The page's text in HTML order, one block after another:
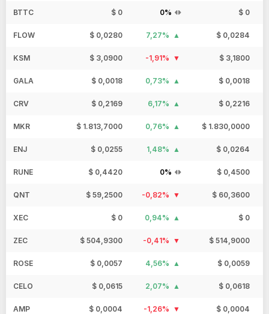
BTTC $ 0 0% $ 0
FLOW $ 0,0280 7,27% $ 0,0284
KSM $ 3,0900 -1,91% $ 3,1800
GALA $ 0,0018 0,73% $ 0,0018
CRV $ 0,2169 6,17% $ 0,2216
MKR $ 1.813,7000 0,76% $ 1.830,0000
ENJ $ 0,0255 1,48% $ 0,0264
RUNE $ 0,4420 0% $ 0,4500
QNT $ 59,2500 -0,82% $ 60,3600
XEC $ 0 0,94% $ 0
ZEC $ 504,9300 -0,41% $ 514,9000
ROSE $ 0,0057 4,56% $ 0,0059
CELO $ 0,0615 2,07% $ 0,0618
AMP $ 0,0004 -1,26% $ 0,0004